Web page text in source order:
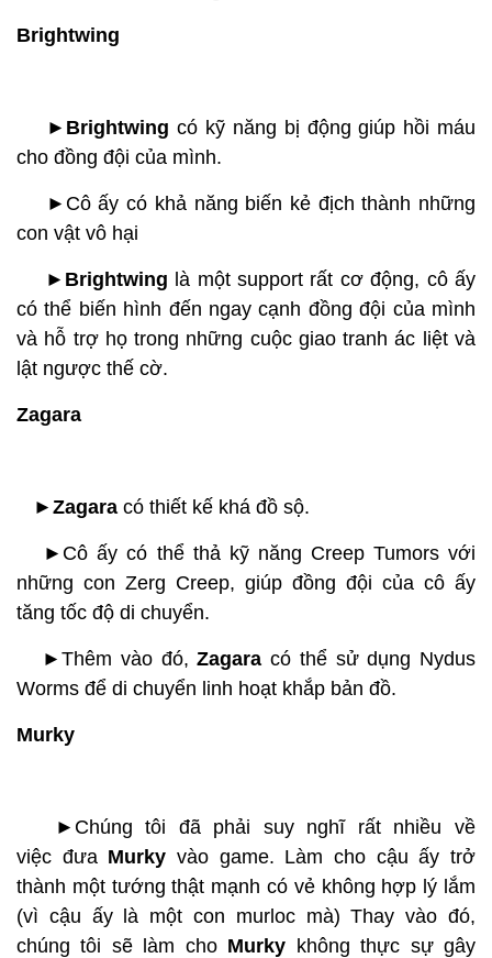
Brightwing
►Brightwing có kỹ năng bị động giúp hồi máu
cho đồng đội của mình.
► Cô ấy có khả năng biến kẻ địch thành những
con vật vô hại
►Brightwing là một support rất cơ động, cô ấy
có thể biến hình đến ngay cạnh đồng đội của mình
và hỗ trợ họ trong những cuộc giao tranh ác liệt và
lật ngược thế cờ.
Zagara
►Zagara có thiết kế khá đồ sộ.
► Cô ấy có thể thả kỹ năng Creep Tumors với
những con Zerg Creep, giúp đồng đội của cô ấy
tăng tốc độ di chuyển.
►Thêm vào đó,Zagaracó thể sử dụng Nydus
Worms để di chuyển linh hoạt khắp bản đồ.
Murky
► Chúng tôi đã phải suy nghĩ rất nhiều về
việc đưa Murky vào game. Làm cho cậu ấy trở
thành một tướng thật mạnh có vẻ không hợp lý lắm
(vì cậu ấy là một con murloc mà) Thay vào đó,
chúng tôi sẽ làm cho Murky không thực sự gây